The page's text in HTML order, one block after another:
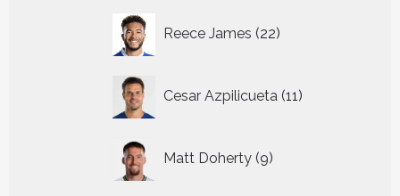
Reece James 22
producten
Cesar Azpilicueta 11
producten
Matt Doherty 9
producten